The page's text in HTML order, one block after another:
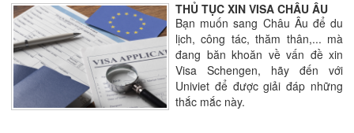
THỦ TỤC XIN VISA CHÂU ÂU
Bạn muốn sang Châu Âu để du
lịch, công tác, thăm thân,... mà
đang băn khoăn về vấn đề xin
Visa Schengen, hãy đến với
Univiet để được giải đáp những
thắc mắc này.